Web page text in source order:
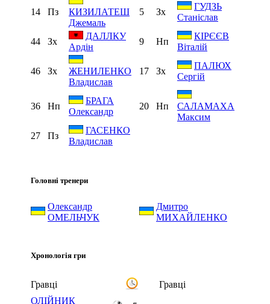
14 Пз
КИЗИЛАТЕШ
Джемаль
5 Зх
ГУДЗЬ
Станіслав
44 Зх
ДАЛЛКУ
Ардін
9 Нп
КІРЄЄВ
Віталій
46 Зх
ЖЕНИЛЕНКО
Владислав
17 Зх
ПАЛЮХ
Сергій
36 Нп
БРАГА
Олександр
20 Нп
САЛАМАХА
Максим
27
Пз
ГАСЕНКО
Владислав
Головні тренери
Олександр
ОМЕЛЬЧУК
Дмитро
МИХАЙЛЕНКО
Хронологія гри
Гравці
Гравці
ОЛІЙНИК